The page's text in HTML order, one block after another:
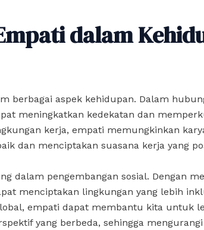
dalam
berbagai aspek kehidupan. Dalam
meningkatkan kedekatan dan
kerja, empati memungkinkan
dan menciptakan suasana kerja yang
dalam pengembangan sosial. Dengan
menciptakan lingkungan yang lebih
empati dapat membantu kita untuk
yang berbeda, sehingga